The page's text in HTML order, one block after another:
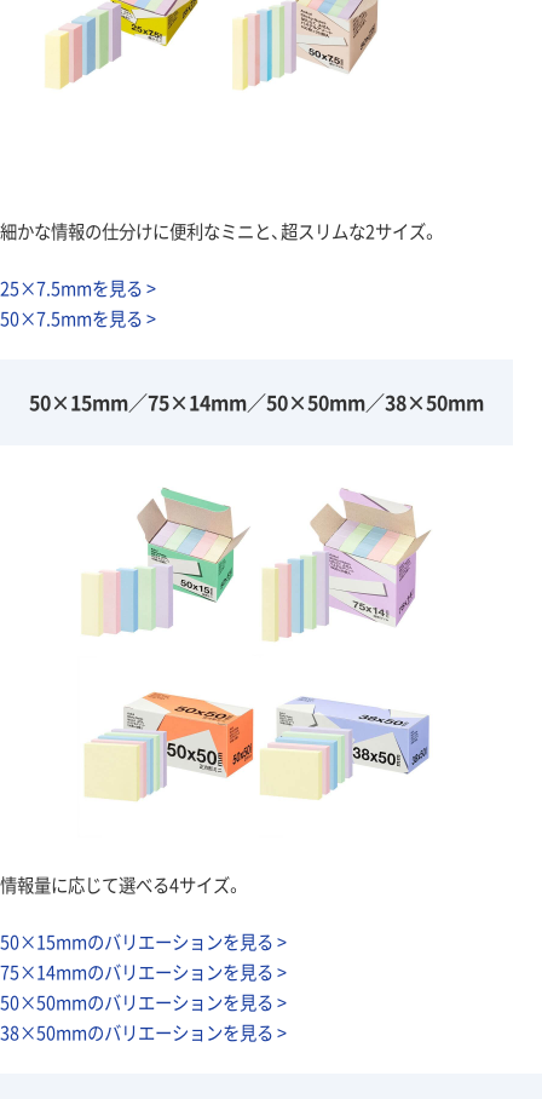
細かな情報の仕分けに便利なミニと、超スリムな2サイズ。
25×7.5mmを見る >
50×7.5mmを見る >
50×15mm／75×14mm／50×50mm／38×50mm
情報量に応じて選べる4サイズ。
50×15mmのバリエーションを見る >
75×14mmのバリエーションを見る >
50×50mmのバリエーションを見る >
38×50mmのバリエーションを見る >